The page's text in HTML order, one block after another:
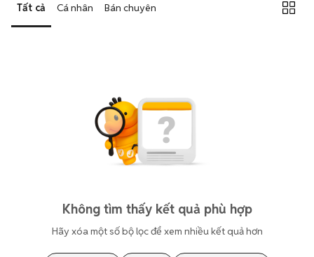
Tất cả Cá nhân Bán chuyên
Không tìm thấy kết quả phù hợp
Hãy xóa một số bộ lọc để xem nhiều kết quả hơn